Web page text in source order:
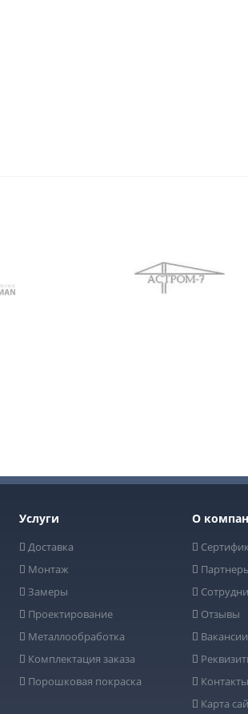
Услуги
Доставка
Монтаж
Замеры
Проектирование
Металлообработка
Комплектация заказа
Порошковая покраска
О
Отзывы
Вакансии
Контакты
Карта